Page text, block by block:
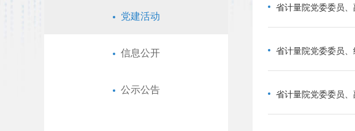
党建活动
信息公开
公示公告
省计量院党委委员
省计量院党委委员
省计量院党委委员